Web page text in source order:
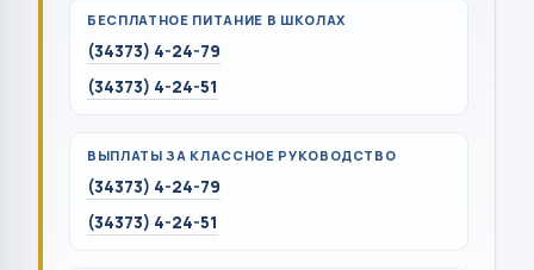
БЕСПЛАТНОЕ ПИТАНИЕ В ШКОЛАХ
(34373) 4-24-79
(34373) 4-24-51
ВЫПЛАТЫ ЗА КЛАССНОЕ РУКОВОДСТВО
(34373) 4-24-79
(34373) 4-24-51